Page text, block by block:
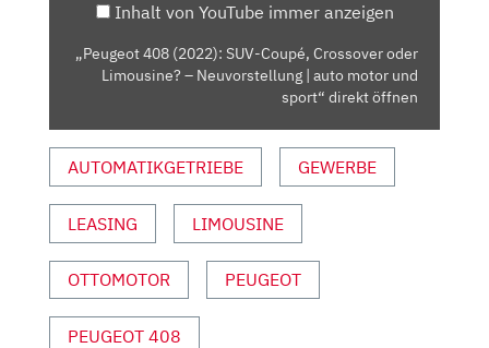
LIMOUSINE?
NEUVORSTELLUNG
MOTOR
UND
SPORT“
VON
ANZEIGEN
Inhalt von YouTube immer anzeigen
„Peugeot 408 (2022): SUV-Coupé, Crossover oder
Limousine? – Neuvorstellung | auto motor und
sport“ direkt öffnen
AUTOMATIKGETRIEBE GEWERBE
LEASING LIMOUSINE
OTTOMOTOR PEUGEOT
PEUGEOT 408